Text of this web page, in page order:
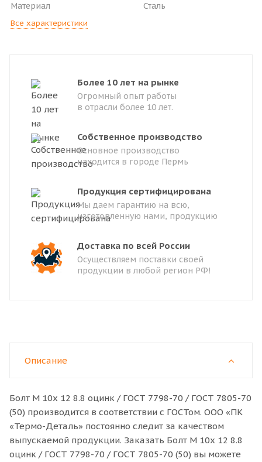
Материал
Сталь
Все характеристики
Более 10 лет на рынке
Огромный опыт работы
в отрасли более 10 лет.
Собственное производство
Основное производство
находится в городе Пермь
Продукция сертифицирована
Мы даем гарантию на всю,
изготовленную нами, продукцию
Доставка по всей России
Осуществляем поставки своей
продукции в любой регион РФ!
Описание
Болт M 10x 12 8.8 оцинк / ГОСТ 7798-70 / ГОСТ 7805-70
(50) производится в соответствии с ГОСТом. ООО «ПК
«Термо-Деталь» постоянно следит за качеством
выпускаемой продукции. Заказать Болт M 10x 12 8.8
оцинк / ГОСТ 7798-70 / ГОСТ 7805-70 (50) вы можете